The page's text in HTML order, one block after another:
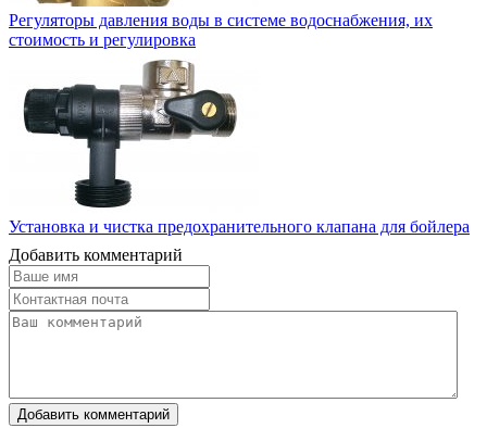
Регуляторы давления воды в системе водоснабжения, их
стоимость и регулировка
Установка и чистка предохранительного клапана для бойлера
Добавить комментарий